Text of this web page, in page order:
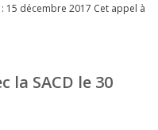
décembre 2017 Cet appel à
la SACD le 30